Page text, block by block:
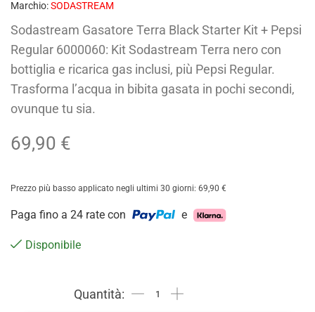
Marchio:SODASTREAM
Sodastream Gasatore Terra Black Starter Kit + Pepsi
Regular 6000060: Kit Sodastream Terra nero con
bottiglia e ricarica gas inclusi, più Pepsi Regular.
Trasforma l’acqua in bibita gasata in pochi secondi,
ovunque tu sia.
69,90 €
Prezzo più basso applicato negli ultimi 30 giorni: 69,90 €
Paga fino a 24 rate con e
Disponibile